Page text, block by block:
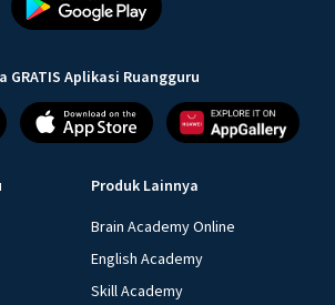
GRATIS Aplikasi Ruangguru
Produk Lainnya
Brain Academy Online
English Academy
Skill Academy